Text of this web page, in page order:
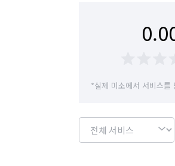
*실제 미소에서 서비스를